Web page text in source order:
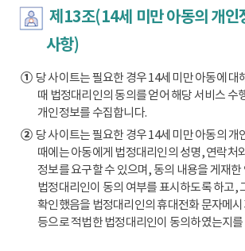
제13조(14세 미만 아동의 개인
사항)
①당 사이트는 필요한 경우 14세 미만 아동에 대
때 법정대리인의 동의를 얻어 해당 서비스 수
개인정보를 수집합니다.
②당 사이트는 필요한 경우 14세 미만 아동의 개
때에는 아동에게 법정대리인의 성명, 연락처
정보를 요구할 수 있으며, 동의 내용을 게재한
법정대리인이 동의 여부를 표시하도록 하고,
확인했음을 법정대리인의 휴대전화 문자메
등으로 적법한 법정대리인이 동의하였는지